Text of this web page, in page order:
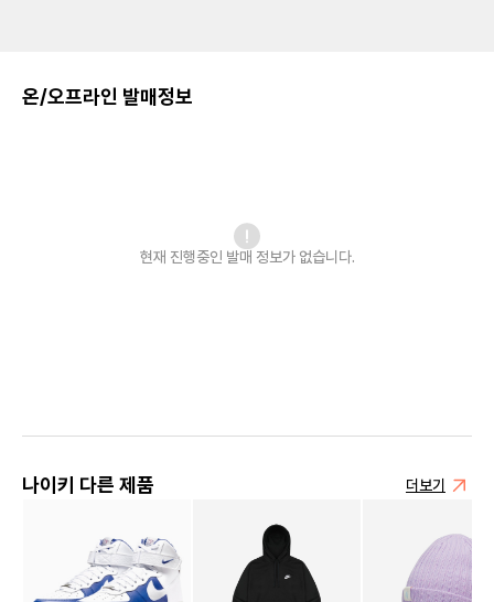
온/오프라인 발매정보
현재 진행중인 발매 정보가 없습니다.
나이키 다른 제품 더보기